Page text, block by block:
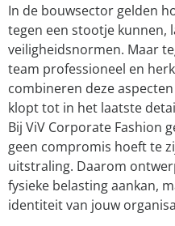
In de bouwsector gelden
tegen een stootje kunnen,
veiligheidsnormen. Maar
team professioneel en
combineren deze
klopt tot in het laatste
Bij ViV Corporate Fashion
geen compromis hoeft te
uitstraling. Daarom
fysieke belasting aankan,
identiteit van jouw